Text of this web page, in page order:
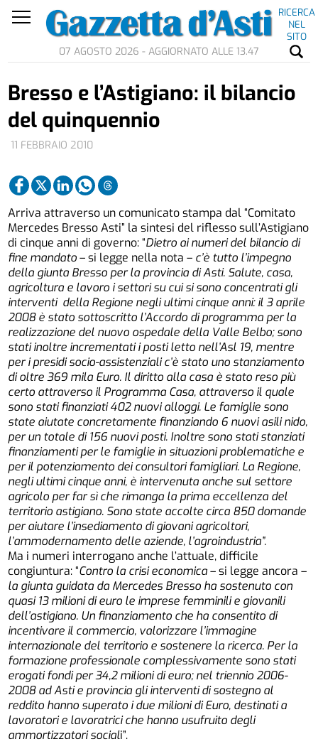
RICERCA
NEL
SITO
07 AGOSTO 2026 - AGGIORNATO ALLE 13.47
11 FEBBRAIO 2010
Bresso e l’Astigiano: il bilancio
del quinquennio
Arriva attraverso un comunicato stampa dal “Comitato
Mercedes Bresso Asti” la sintesi del riflesso sull’Astigiano
di cinque anni di governo: “Dietro ai numeri del bilancio di
fine mandato– si legge nella nota – c’è tutto l’impegno
della giunta Bresso per la provincia di Asti. Salute, casa,
agricoltura e lavoro i settori su cui si sono concentrati gli
interventi della Regione negli ultimi cinque anni: il 3 aprile
2008 è stato sottoscritto l’Accordo di programma per la
realizzazione del nuovo ospedale della Valle Belbo; sono
stati inoltre incrementati i posti letto nell’Asl 19, mentre
per i presidi socio-assistenziali c’è stato uno stanziamento
di oltre 369 mila Euro. Il diritto alla casa è stato reso più
certo attraverso il Programma Casa, attraverso il quale
sono stati finanziati 402 nuovi alloggi. Le famiglie sono
state aiutate concretamente finanziando 6 nuovi asili nido,
per un totale di 156 nuovi posti. Inoltre sono stati stanziati
finanziamenti per le famiglie in situazioni problematiche e
per il potenziamento dei consultori famigliari. La Regione,
negli ultimi cinque anni, è intervenuta anche sul settore
agricolo per far sì che rimanga la prima eccellenza del
territorio astigiano. Sono state accolte circa 850 domande
per aiutare l’insediamento di giovani agricoltori,
l’ammodernamento delle aziende, l’agroindustria”.
Ma i numeri interrogano anche l’attuale, difficile
congiuntura: “Contro la crisi economica– si legge ancora –
la giunta guidata da Mercedes Bresso ha sostenuto con
quasi 13 milioni di euro le imprese femminili e giovanili
dell’astigiano. Un finanziamento che ha consentito di
incentivare il commercio, valorizzare l’immagine
internazionale del territorio e sostenere la ricerca. Per la
formazione professionale complessivamente sono stati
erogati fondi per 34,2 milioni di euro; nel triennio 2006-
2008 ad Asti e provincia gli interventi di sostegno al
reddito hanno superato i due milioni di Euro, destinati a
lavoratori e lavoratrici che hanno usufruito degli
ammortizzatori sociali”.